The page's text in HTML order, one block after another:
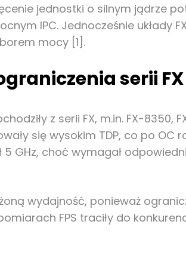
jednostki o silnym jądrze
IPC. Jednocześnie układy
mocy [1].
serii FX
z serii FX, m.in. FX-8350,
się wysokim TDP, co po OC
GHz, choć wymagał
wydajność, ponieważ
FPS traciły do